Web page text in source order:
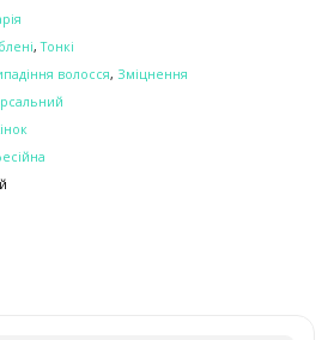
,Тонкі
волосся, Зміцнення